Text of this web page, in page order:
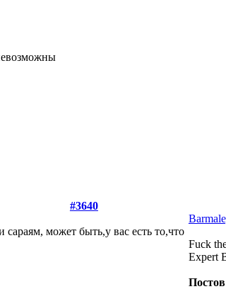
#3640
может быть,у вас есть то,что
Fuck
Expert